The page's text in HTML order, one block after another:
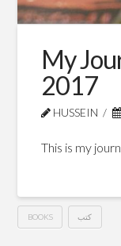
My
2017
HUSSEIN
This is my
BOOKS كتب